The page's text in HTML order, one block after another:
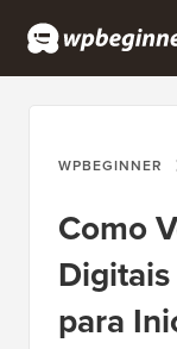
WPBEGINNER
Como
para